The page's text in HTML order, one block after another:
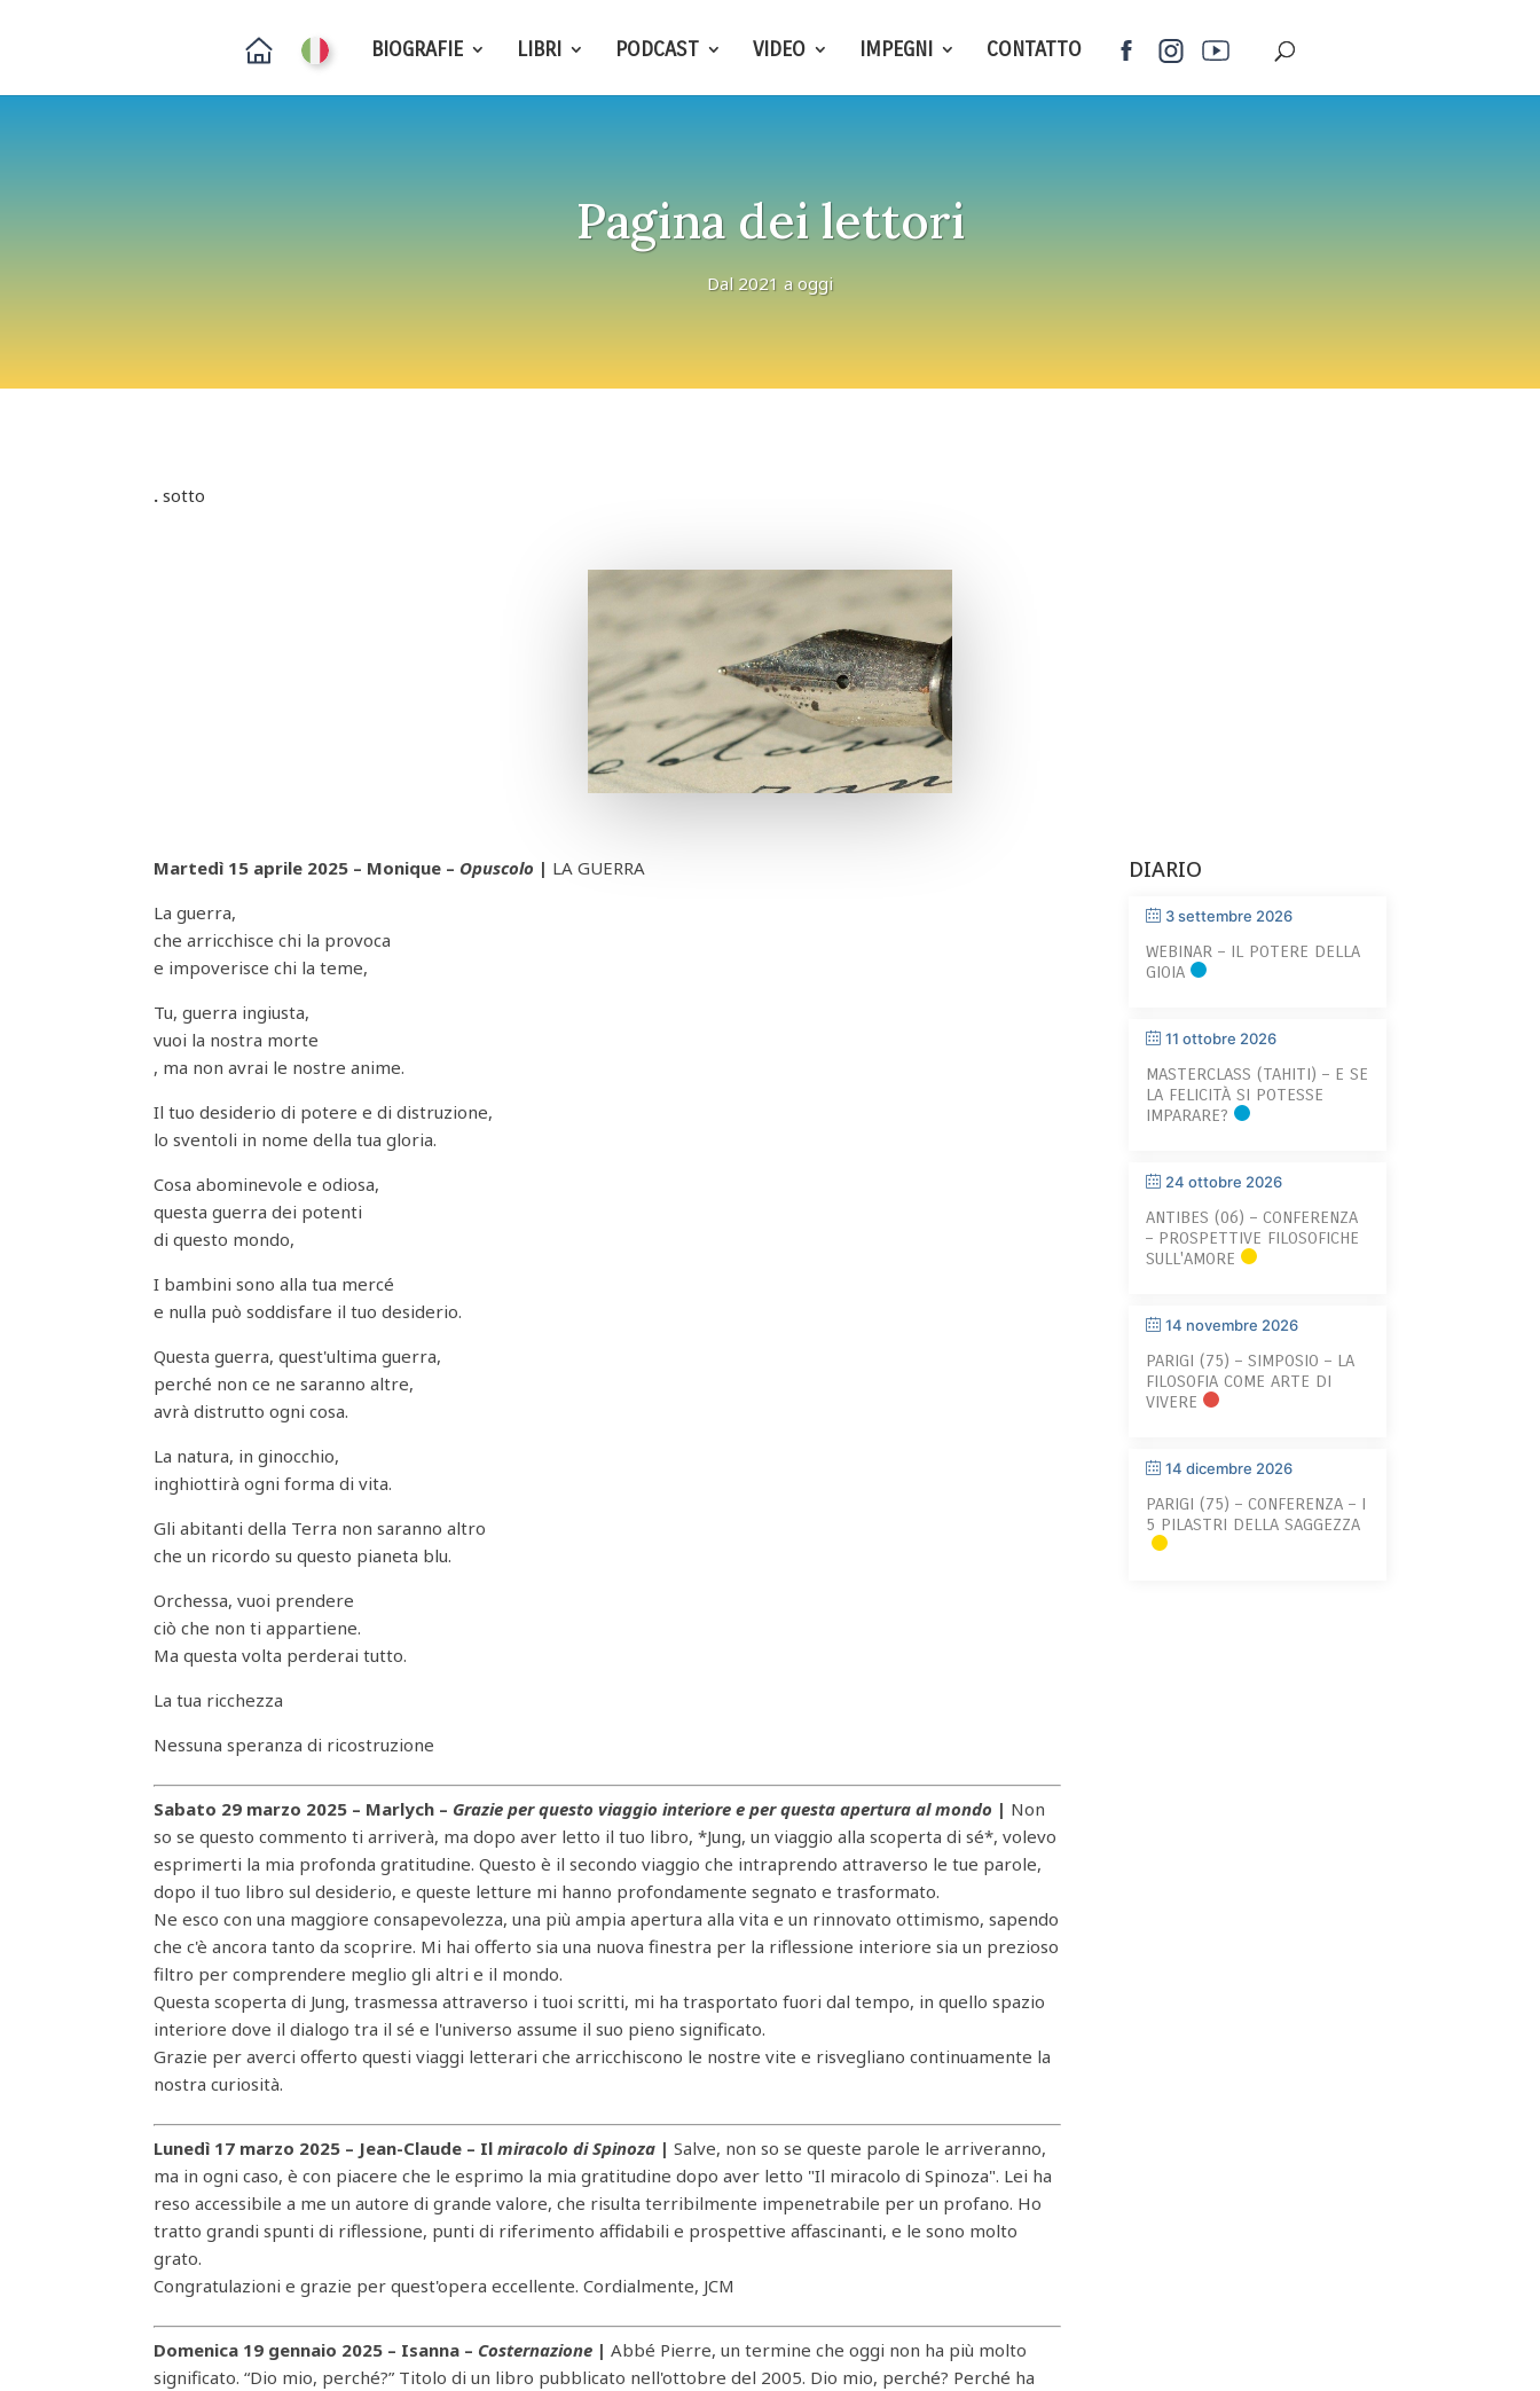
BIOGRAFIE LIBRI PODCAST VIDEO IMPEGNI CONTATTO
Pagina dei lettori
Dal 2021 a oggi
. sotto
Martedì 15 aprile 2025 – Monique – Opuscolo | LA GUERRA
La guerra,
che arricchisce chi la provoca
e impoverisce chi la teme,
Tu, guerra ingiusta,
vuoi la nostra morte
, ma non avrai le nostre anime.
Il tuo desiderio di potere e di distruzione,
lo sventoli in nome della tua gloria.
Cosa abominevole e odiosa,
questa guerra dei potenti
di questo mondo,
I bambini sono alla tua mercé
e nulla può soddisfare il tuo desiderio.
Questa guerra, quest'ultima guerra,
perché non ce ne saranno altre,
avrà distrutto ogni cosa.
La natura, in ginocchio,
inghiottirà ogni forma di vita.
Gli abitanti della Terra non saranno altro
che un ricordo su questo pianeta blu.
Orchessa, vuoi prendere
ciò che non ti appartiene.
Ma questa volta perderai tutto.
La tua ricchezza
Nessuna speranza di ricostruzione
Sabato 29 marzo 2025 – Marlych – Grazie per questo viaggio interiore e per questa apertura al mondo | Non
so se questo commento ti arriverà, ma dopo aver letto il tuo libro, *Jung, un viaggio alla scoperta di sé*, volevo
esprimerti la mia profonda gratitudine. Questo è il secondo viaggio che intraprendo attraverso le tue parole,
dopo il tuo libro sul desiderio, e queste letture mi hanno profondamente segnato e trasformato.
Ne esco con una maggiore consapevolezza, una più ampia apertura alla vita e un rinnovato ottimismo, sapendo
che c'è ancora tanto da scoprire. Mi hai offerto sia una nuova finestra per la riflessione interiore sia un prezioso
filtro per comprendere meglio gli altri e il mondo.
Questa scoperta di Jung, trasmessa attraverso i tuoi scritti, mi ha trasportato fuori dal tempo, in quello spazio
interiore dove il dialogo tra il sé e l'universo assume il suo pieno significato.
Grazie per averci offerto questi viaggi letterari che arricchiscono le nostre vite e risvegliano continuamente la
nostra curiosità.
Lunedì 17 marzo 2025 – Jean-Claude – Ilmiracolo di Spinoza |Salve, non so se queste parole le arriveranno,
ma in ogni caso, è con piacere che le esprimo la mia gratitudine dopo aver letto "Il miracolo di Spinoza". Lei ha
reso accessibile a me un autore di grande valore, che risulta terribilmente impenetrabile per un profano. Ho
tratto grandi spunti di riflessione, punti di riferimento affidabili e prospettive affascinanti, e le sono molto
grato.
Congratulazioni e grazie per quest'opera eccellente. Cordialmente, JCM
Domenica 19 gennaio 2025 – Isanna – Costernazione |Abbé Pierre, un termine che oggi non ha più molto
significato. “Dio mio, perché?” Titolo di un libro pubblicato nell'ottobre del 2005. Dio mio, perché? Perché ha
DIARIO
3 settembre 2026
WEBINAR – IL POTERE DELLA
GIOIA
11 ottobre 2026
MASTERCLASS (TAHITI) – E SE
LA FELICITÀ SI POTESSE
IMPARARE?
24 ottobre 2026
ANTIBES (06) – CONFERENZA
– PROSPETTIVE FILOSOFICHE
SULL'AMORE
14 novembre 2026
PARIGI (75) – SIMPOSIO – LA
FILOSOFIA COME ARTE DI
VIVERE
14 dicembre 2026
PARIGI (75) – CONFERENZA – I
5 PILASTRI DELLA SAGGEZZA